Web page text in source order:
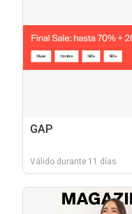
GAP
Válido durante 11 días